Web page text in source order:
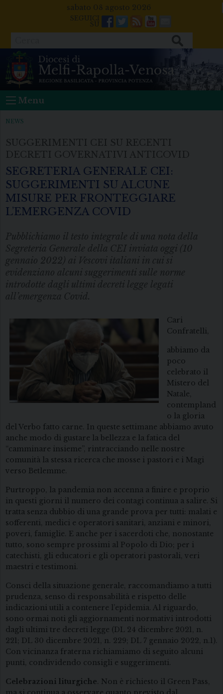
sabato 08 agosto 2026
Facebook
Twitter
FeedsYoutube
Mail
Menu
NEWS
SUGGERIMENTI CEI SU RECENTI
DECRETI GOVERNATIVI ANTICOVID
SEGRETERIA GENERALE CEI:
SUGGERIMENTI SU ALCUNE
MISURE PER FRONTEGGIARE
L’EMERGENZA COVID
Pubblichiamo il testo integrale di una nota della
Segreteria Generale della CEI inviata oggi (10
gennaio 2022) ai Vescovi italiani in cui si
evidenziano alcuni suggerimenti sulle norme
introdotte dagli ultimi decreti legge legati
all’emergenza Covid.
Cari
Confratelli,
abbiamo da
poco
celebrato il
Mistero del
Natale,
contempland
o la gloria
del Verbo fatto carne. In queste settimane abbiamo avuto
anche modo di gustare la bellezza e la fatica del
“camminare insieme”, rintracciando nelle nostre
comunità la stessa ricerca che mosse i pastori e i Magi
verso Betlemme.
Purtroppo, la pandemia non accenna a finire e proprio
in questi giorni il numero dei contagi continua a salire. Si
tratta senza dubbio di una grande prova per tutti: malati e
sofferenti, medici e operatori sanitari, anziani e minori,
poveri, famiglie. E anche per i sacerdoti che, nonostante
tutto, sono sempre prossimi al Popolo di Dio; per i
catechisti, gli educatori e gli operatori pastorali, veri
maestri e testimoni.
Consci della situazione generale, raccomandiamo a tutti
prudenza, senso di responsabilità e rispetto delle
indicazioni utili a contenere l’epidemia. Al riguardo,
sono ormai noti gli aggiornamenti normativi introdotti
dagli ultimi tre decreti legge (DL 24 dicembre 2021, n.
221; DL 30 dicembre 2021, n. 229; DL 7 gennaio 2022, n.1).
Con vicinanza fraterna richiamiamo di seguito alcuni
punti, condividendo consigli e suggerimenti.
Celebrazioni liturgiche. Non è richiesto il Green Pass,